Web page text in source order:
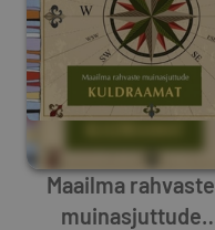
Maailma rahvaste
muinasjuttude